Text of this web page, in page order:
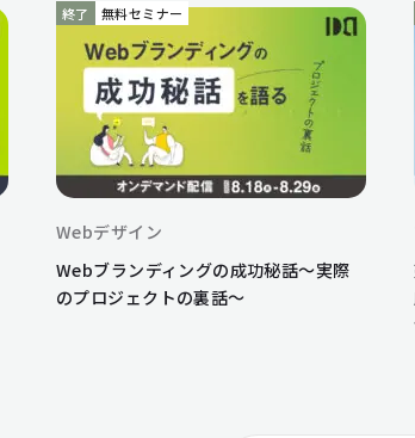
終了 無料セミナー
Webデザイン
Webブランディングの成功秘話〜実際
のプロジェクトの裏話〜